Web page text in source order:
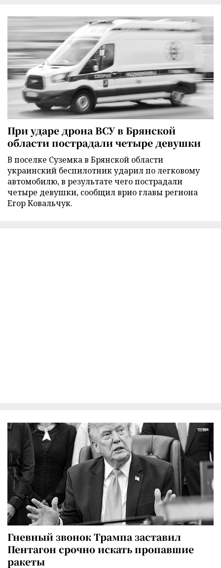
При ударе дрона ВСУ в Брянской
области пострадали четыре девушки
В поселке Суземка в Брянской области
украинский беспилотник ударил по легковому
автомобилю, в результате чего пострадали
четыре девушки, сообщил врио главы региона
Егор Ковальчук.
Гневный звонок Трампа заставил
Пентагон срочно искать пропавшие
ракеты